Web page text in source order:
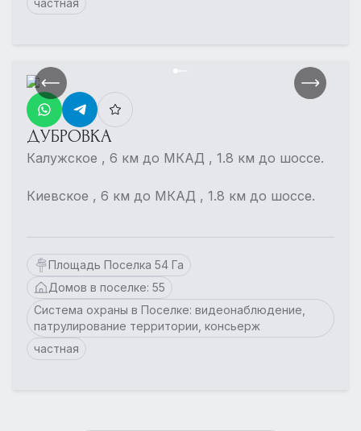
частная
ДУБРОВКА
Калужское , 6 км до МКАД , 1.8 км до шоссе.
Киевское , 6 км до МКАД , 1.8 км до шоссе.
Площадь Поселка 54 Га
Домов в поселке: 55
Система охраны в Поселке: видеонаблюдение,
патрулирование территории, консьерж
частная